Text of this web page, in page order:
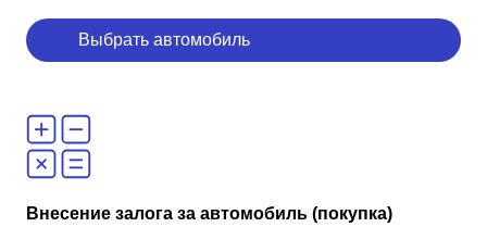
Выбрать автомобиль
Внесение залога за автомобиль (покупка)